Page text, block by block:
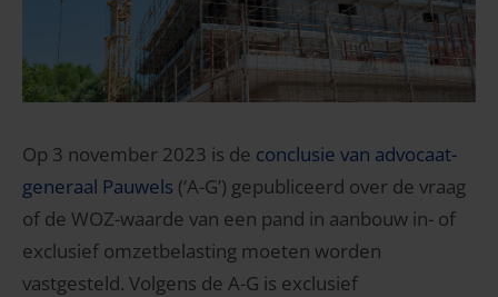
Op 3 november 2023 is de conclusie van advocaat-
generaal Pauwels (‘A-G’) gepubliceerd over de vraag
of de WOZ-waarde van een pand in aanbouw in- of
exclusief omzetbelasting moeten worden
vastgesteld. Volgens de A-G is exclusief